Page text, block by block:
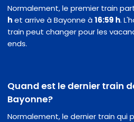
Normalement, le premier train
het arrive à Bayonne à16:59 h.
train peut changer pour les
ends.
Quand est le dernier train
Bayonne?
Normalement, le dernier train qui